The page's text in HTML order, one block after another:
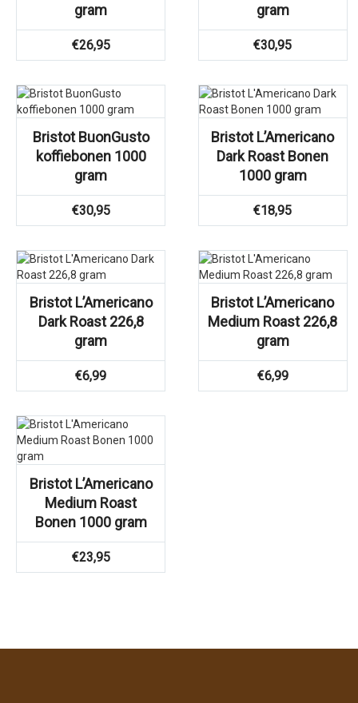
gram
€26,95
gram
€30,95
Bristot BuonGusto
koffiebonen 1000
gram
€30,95
Bristot L’Americano
Dark Roast Bonen
1000 gram
€18,95
Bristot L’Americano
Dark Roast 226,8
gram
€6,99
Bristot L’Americano
Medium Roast 226,8
gram
€6,99
Bristot L’Americano
Medium Roast
Bonen 1000 gram
€23,95